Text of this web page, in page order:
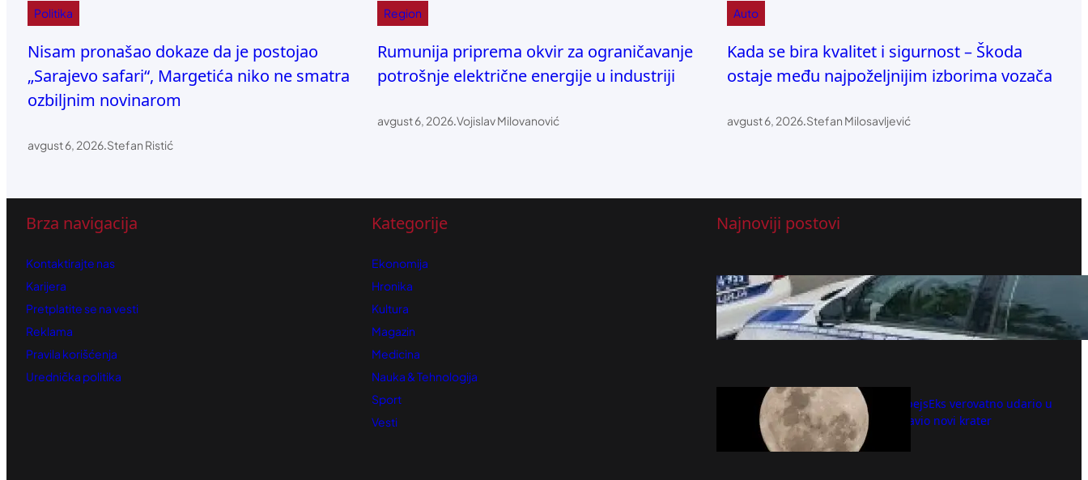
Politika
Nisam pronašao dokaze da je postojao
„Sarajevo safari“, Margetića niko ne smatra
ozbiljnim novinarom
avgust 6, 2026.Stefan Ristić
Region
Rumunija priprema okvir za ograničavanje
potrošnje električne energije u industriji
avgust 6, 2026.Vojislav Milovanović
Auto
Kada se bira kvalitet i sigurnost – Škoda
ostaje među najpoželjnijim izborima vozača
avgust 6, 2026.Stefan Milosavljević
Brza navigacija
Kontaktirajte nas
Karijera
Pretplatite se na vesti
Reklama
Pravila korišćenja
Urednička politika
Kategorije
Ekonomija
Hronika
Kultura
Magazin
Medicina
Nauka & Tehnologija
Sport
Vesti
Najnoviji postovi
Snimci sa mesta zločina na Novom
Beogradu
avgust 6, 2026
Deo rakete SpejsEks verovatno udario u
Mesec i napravio novi krater
avgust 6, 2026